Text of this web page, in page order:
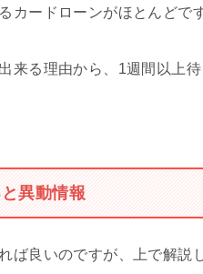
カードローンがほとんどです
来る理由から、1週間以上
異動情報
ば良いのですが、上で解説